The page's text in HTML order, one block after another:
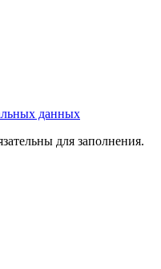
данных
для заполнения.